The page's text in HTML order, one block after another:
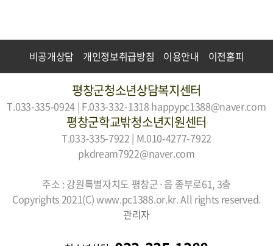
비공개상담 개인정보취급방침 이용안내 이전홈피
평창군청소년상담복지센터
T.033-335-0924 | F.033-332-1318 happypc1388@naver.com
평창군학교밖청소년지원센터
T.033-335-7922 | M.010-4277-7922
pkdream7922@naver.com
주소 : 강원특별자치도 평창군·읍 종부로61, 3층
Copyrights 2021(C) www.pc1388.or.kr. All rights reserved.
관리자